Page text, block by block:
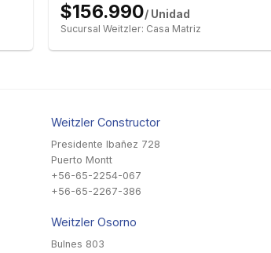
$156.990/ Unidad
Sucursal Weitzler: Casa Matriz
Weitzler Constructor
Presidente Ibañez 728
Puerto Montt
+56-65-2254-067
+56-65-2267-386
Weitzler Osorno
Bulnes 803